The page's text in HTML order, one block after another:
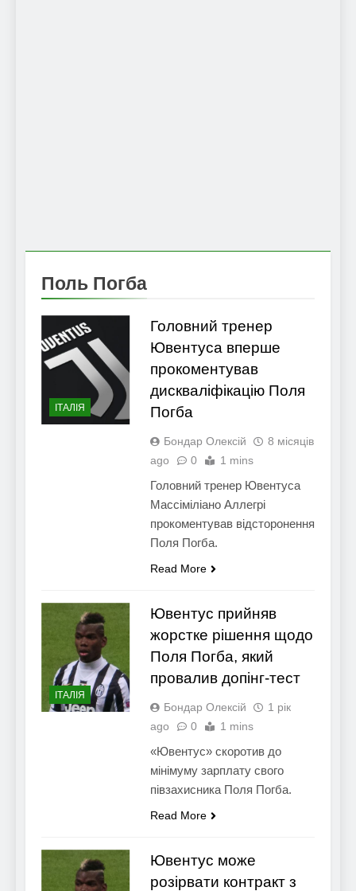
Поль Погба
ІТАЛІЯ
Головний тренер
Ювентуса вперше
прокоментував
дискваліфікацію Поля
Погба
Бондар Олексій
8 місяців
ago
0 1 mins
Головний тренер Ювентуса
Массіміліано Аллегрі
прокоментував відсторонення
Поля Погба.
Read More
ІТАЛІЯ
Ювентус прийняв
жорстке рішення щодо
Поля Погба, який
провалив допінг-тест
Бондар Олексій
1 рік
ago
0 1 mins
«Ювентус» скоротив до
мінімуму зарплату свого
півзахисника Поля Погба.
Read More
Ювентус може
розірвати контракт з